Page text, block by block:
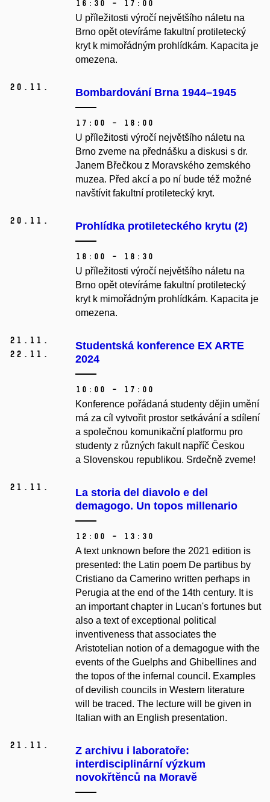
16:30 – 17:00
U příležitosti výročí největšího náletu na
Brno opět otevíráme fakultní protiletecký
kryt k mimořádným prohlídkám. Kapacita je
omezena.
20. 11. Bombardování Brna 1944–1945
17:00 – 18:00
U příležitosti výročí největšího náletu na
Brno zveme na přednášku a diskusi s dr.
Janem Břečkou z Moravského zemského
muzea. Před akcí a po ní bude též možné
navštívit fakultní protiletecký kryt.
20. 11. Prohlídka protileteckého krytu (2)
18:00 – 18:30
U příležitosti výročí největšího náletu na
Brno opět otevíráme fakultní protiletecký
kryt k mimořádným prohlídkám. Kapacita je
omezena.
21. 11.
22. 11.
Studentská konference EX ARTE
2024
10:00 – 17:00
Konference pořádaná studenty dějin umění
má za cíl vytvořit prostor setkávání a sdílení
a společnou komunikační platformu pro
studenty z různých fakult napříč Českou
a Slovenskou republikou. Srdečně zveme!
21. 11.
La storia del diavolo e del
demagogo. Un topos millenario
12:00 – 13:30
A text unknown before the 2021 edition is
presented: the Latin poem De partibus by
Cristiano da Camerino written perhaps in
Perugia at the end of the 14th century. It is
an important chapter in Lucan's fortunes but
also a text of exceptional political
inventiveness that associates the
Aristotelian notion of a demagogue with the
events of the Guelphs and Ghibellines and
the topos of the infernal council. Examples
of devilish councils in Western literature
will be traced. The lecture will be given in
Italian with an English presentation.
21. 11.
Z archivu i laboratoře:
interdisciplinární výzkum
novokřtěnců na Moravě